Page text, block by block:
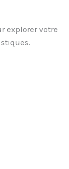
explorer votre